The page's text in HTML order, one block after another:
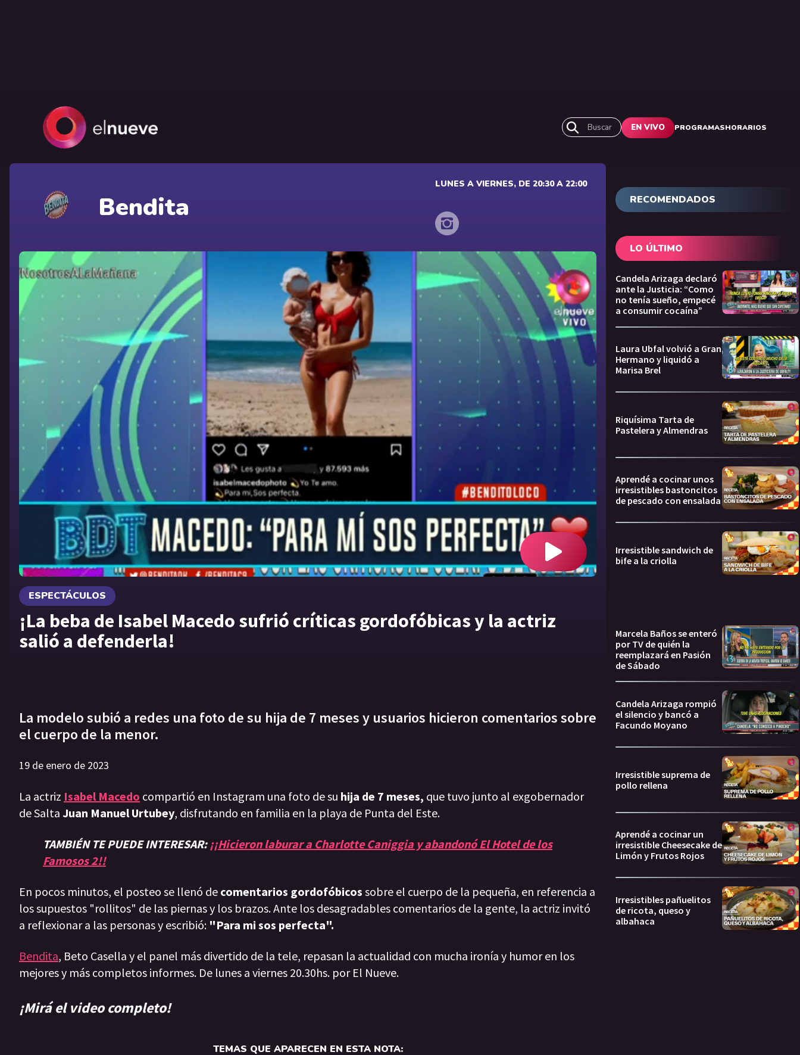
Buscar EN VIVO PROGRAMASHORARIOS
Bendita
LUNES A VIERNES, DE 20:30 A 22:00
ESPECTÁCULOS
¡La beba de Isabel Macedo sufrió críticas gordofóbicas y la actriz
salió a defenderla!
La modelo subió a redes una foto de su hija de 7 meses y usuarios hicieron comentarios sobre
el cuerpo de la menor.
19 de enero de 2023
La actriz Isabel Macedo compartió en Instagram una foto de su hija de 7 meses, que tuvo junto al exgobernador
de Salta Juan Manuel Urtubey, disfrutando en familia en la playa de Punta del Este.
TAMBIÉN TE PUEDE INTERESAR: ¡¡Hicieron laburar a Charlotte Caniggia y abandonó El Hotel de los
Famosos 2!!
En pocos minutos, el posteo se llenó de comentarios gordofóbicos sobre el cuerpo de la pequeña, en referencia a
los supuestos "rollitos" de las piernas y los brazos. Ante los desagradables comentarios de la gente, la actriz invitó
a reflexionar a las personas y escribió: "Para mi sos perfecta".
Bendita, Beto Casella y el panel más divertido de la tele, repasan la actualidad con mucha ironía y humor en los
mejores y más completos informes. De lunes a viernes 20.30hs. por El Nueve.
¡Mirá el video completo!
TEMAS QUE APARECEN EN ESTA NOTA:
RECOMENDADOS
LO ÚLTIMO
Candela Arizaga declaró
ante la Justicia: “Como
no tenía sueño, empecé
a consumir cocaína”
Laura Ubfal volvió a Gran
Hermano y liquidó a
Marisa Brel
Riquísima Tarta de
Pastelera y Almendras
Aprendé a cocinar unos
irresistibles bastoncitos
de pescado con ensalada
Irresistible sandwich de
bife a la criolla
Marcela Baños se enteró
por TV de quién la
reemplazará en Pasión
de Sábado
Candela Arizaga rompió
el silencio y bancó a
Facundo Moyano
Irresistible suprema de
pollo rellena
Aprendé a cocinar un
irresistible Cheesecake de
Limón y Frutos Rojos
Irresistibles pañuelitos
de ricota, queso y
albahaca